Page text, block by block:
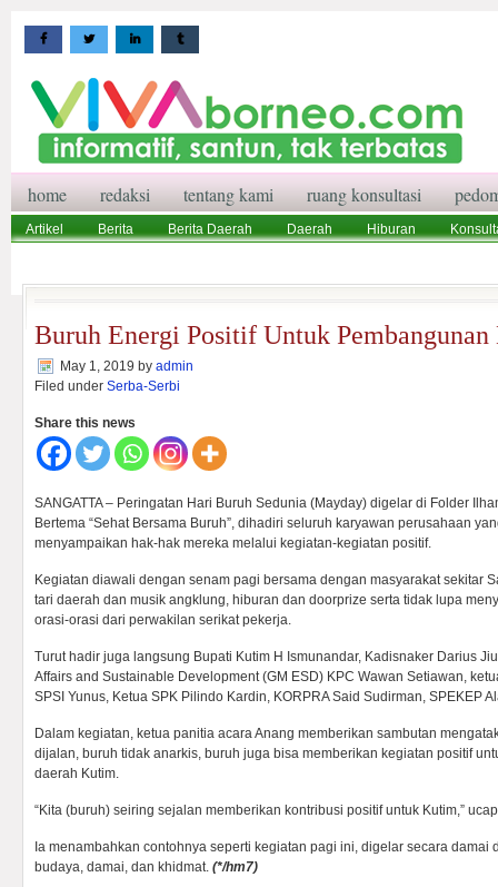
home redaksi tentang kami ruang konsultasi
Artikel Berita Berita Daerah Daerah Hiburan
Buruh Energi Positif Untuk Pembangunan
May 1, 2019 by admin
Filed under Serba-Serbi
Share this news
SANGATTA – Peringatan Hari Buruh Sedunia (Mayday) digelar di Folder
Bertema “Sehat Bersama Buruh”, dihadiri seluruh karyawan perusahaan
menyampaikan hak-hak mereka melalui kegiatan-kegiatan positif.
Kegiatan diawali dengan senam pagi bersama dengan masyarakat sekitar
tari daerah dan musik angklung, hiburan dan doorprize serta tidak lupa
orasi-orasi dari perwakilan serikat pekerja.
Turut hadir juga langsung Bupati Kutim H Ismunandar, Kadisnaker Darius
Affairs and Sustainable Development (GM ESD) KPC Wawan Setiawan,
SPSI Yunus, Ketua SPK Pilindo Kardin, KORPRA Said Sudirman, SPEKEP
Dalam kegiatan, ketua panitia acara Anang memberikan sambutan
dijalan, buruh tidak anarkis, buruh juga bisa memberikan kegiatan positif
daerah Kutim.
“Kita (buruh) seiring sejalan memberikan kontribusi positif untuk Kutim,”
Ia menambahkan contohnya seperti kegiatan pagi ini, digelar secara damai
budaya, damai, dan khidmat. (*/hm7)